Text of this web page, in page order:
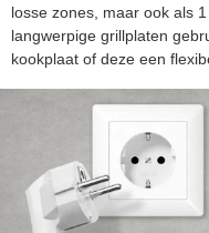
losse zones, maar ook als
langwerpige grillplaten
kookplaat of deze een